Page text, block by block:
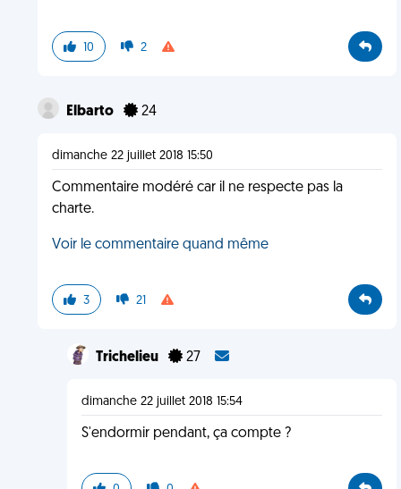
10 2
Elbarto 24
dimanche 22 juillet 2018 15:50
Commentaire modéré car il ne respecte pas la
charte.
Voir le commentaire quand même
3 21
Trichelieu 27
dimanche 22 juillet 2018 15:54
S'endormir pendant, ça compte ?